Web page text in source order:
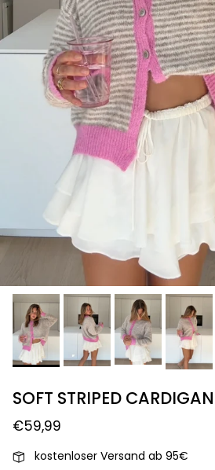
SOFT STRIPED
€59,99
kostenloser Versand ab 95€